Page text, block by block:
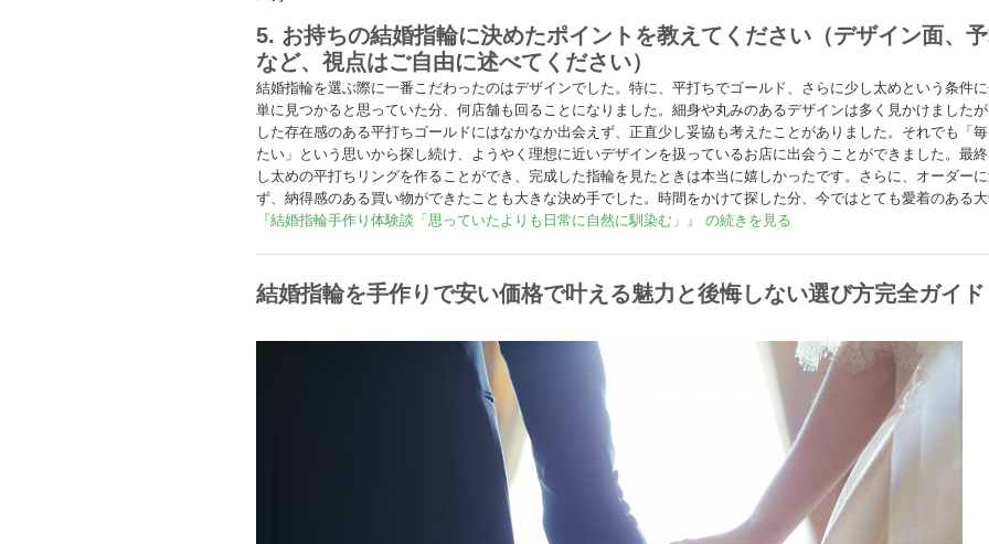
5. お持ちの結婚指輪に決めたポイントを教えてください（デザイン面、
など、視点はご自由に述べてください）
結婚指輪を選ぶ際に一番こだわったのはデザインでした。特に、平打ちでゴールド、さらに少し太めという条件
単に見つかると思っていた分、何店舗も回ることになりました。細身や丸みのあるデザインは多く見かけました
した存在感のある平打ちゴールドにはなかなか出会えず、正直少し妥協も考えたことがありました。それでも「
たい」という思いから探し続け、ようやく理想に近いデザインを扱っているお店に出会うことができました。最
し太めの平打ちリングを作ることができ、完成した指輪を見たときは本当に嬉しかったです。さらに、オーダー
ず、納得感のある買い物ができたことも大きな決め手でした。時間をかけて探した分、今ではとても愛着のある大
『結婚指輪手作り体験談「思っていたよりも日常に自然に馴染む」』 の続きを見る
結婚指輪を手作りで安い価格で叶える魅力と後悔しない選び方完全ガイド